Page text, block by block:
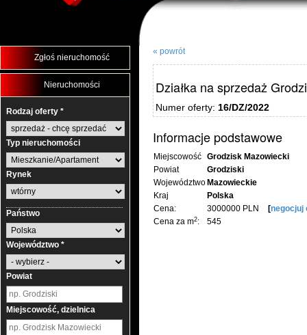
Zgłoś nieruchomość
Nieruchomości
Rodzaj oferty *
Typ nieruchomości
Rynek
Państwo
Województwo *
Powiat
Miejscowość, dzielnica
« powrót
Działka na sprzedaż
Numer oferty: 16/DZ/2022
Informacje podstawowe
Miejscowość Grodzisk Mazowiecki
Powiat
Grodziski
Województwo Mazowieckie
Kraj
Polska
Cena:
3000000 PLN [negocjuj
Cena za m2: 545